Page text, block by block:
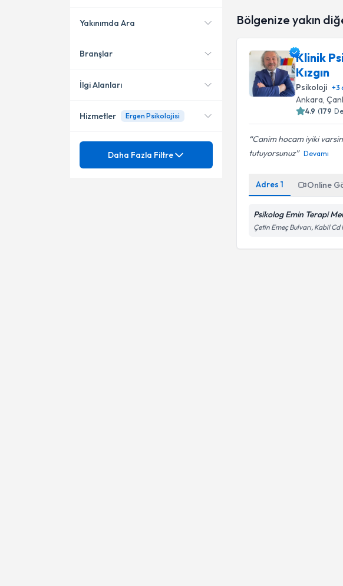
Bölgenize yakın
Klinik
Kızgın
Psikoloji +3
Ankara,
4.9 (179
Canim hocam iyiki
tutuyorsunuz
Devamı
Adres1 Online
Psikolog Emin Terapi
Çetin Emeç Bulvarı, Kabil
Çankaya
Yenimahalle
Yakınımda Ara
Konumuma yakın uzmanları
Branşlar
Aile Danışmanı
Pedagoji
İlgi Alanları
Adolesan (Ergen) Psikolojisi
Hizmetler Ergen Psikolojisi
Mezuniyet
Daha Fazla Filtre